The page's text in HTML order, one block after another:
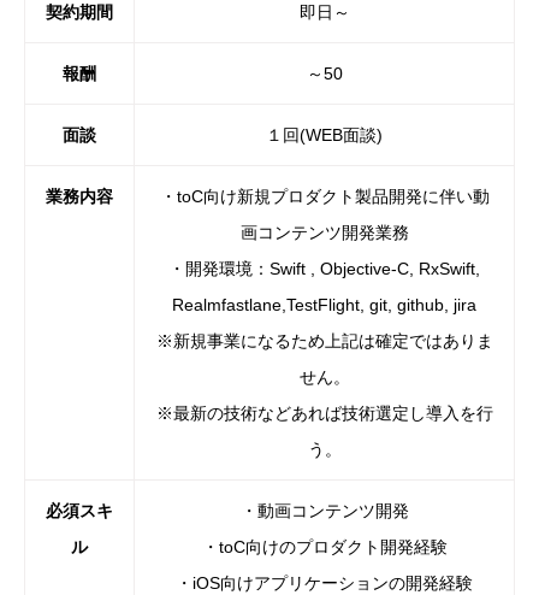
契約期間 即日～
報酬 ～50
面談 １回(WEB面談)
業務内容
・toC向け新規プロダクト製品開発に伴い動
画コンテンツ開発業務
・開発環境：Swift , Objective-C, RxSwift,
Realmfastlane,TestFlight, git, github, jira
※新規事業になるため上記は確定ではありま
せん。
※最新の技術などあれば技術選定し導入を行
う。
必須スキ
ル
・動画コンテンツ開発
・toC向けのプロダクト開発経験
・iOS向けアプリケーションの開発経験